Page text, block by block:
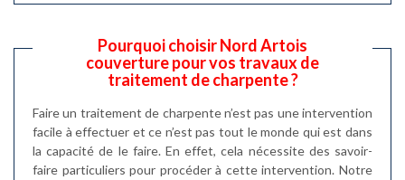
Pourquoi choisir Nord Artois
couverture pour vos travaux de
traitement de charpente ?
Faire un traitement de charpente n’est pas une intervention
facile à effectuer et ce n’est pas tout le monde qui est dans
la capacité de le faire. En effet, cela nécessite des savoir-
faire particuliers pour procéder à cette intervention. Notre